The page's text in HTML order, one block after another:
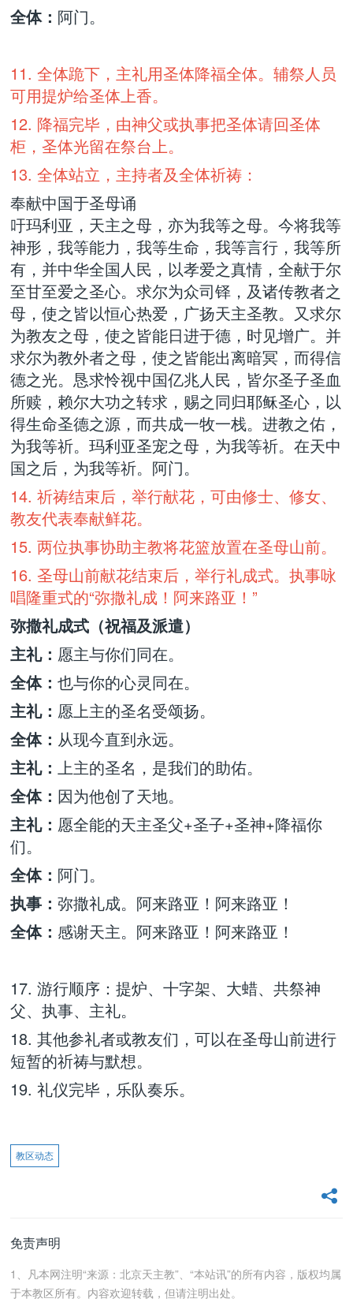
全体： 阿门。
11. 全体跪下，主礼用圣体降福全体。辅祭人员
可用提炉给圣体上香。
12. 降福完毕，由神父或执事把圣体请回圣体
柜，圣体光留在祭台上。
13. 全体站立，主持者及全体祈祷：
奉献中国于圣母诵
吁玛利亚，天主之母，亦为我等之母。今将我等
神形，我等能力，我等生命，我等言行，我等所
有，并中华全国人民，以孝爱之真情，全献于尔
至甘至爱之圣心。求尔为众司铎，及诸传教者之
母，使之皆以恒心热爱，广扬天主圣教。又求尔
为教友之母，使之皆能日进于德，时见增广。并
求尔为教外者之母，使之皆能出离暗冥，而得信
德之光。恳求怜视中国亿兆人民，皆尔圣子圣血
所赎，赖尔大功之转求，赐之同归耶稣圣心，以
得生命圣德之源，而共成一牧一栈。进教之佑，
为我等祈。玛利亚圣宠之母，为我等祈。在天中
国之后，为我等祈。阿门。
14. 祈祷结束后，举行献花，可由修士、修女、
教友代表奉献鲜花。
15. 两位执事协助主教将花篮放置在圣母山前。
16. 圣母山前献花结束后，举行礼成式。执事咏
唱隆重式的“弥撒礼成！阿来路亚！”
弥撒礼成式（祝福及派遣）
主礼： 愿主与你们同在。
全体： 也与你的心灵同在。
主礼： 愿上主的圣名受颂扬。
全体： 从现今直到永远。
主礼： 上主的圣名，是我们的助佑。
全体： 因为他创了天地。
主礼： 愿全能的天主圣父+圣子+圣神+降福你
们。
全体： 阿门。
执事： 弥撒礼成。阿来路亚！阿来路亚！
全体： 感谢天主。阿来路亚！阿来路亚！
17. 游行顺序：提炉、十字架、大蜡、共祭神
父、执事、主礼。
18. 其他参礼者或教友们，可以在圣母山前进行
短暂的祈祷与默想。
19. 礼仪完毕，乐队奏乐。
教区动态
免责声明
1、凡本网注明“来源：北京天主教”、“本站讯”的所有内容，版权均属
于本教区所有。内容欢迎转载，但请注明出处。